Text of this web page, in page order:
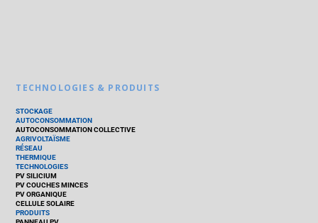
TECHNOLOGIES & PRODUITS
STOCKAGE
AUTOCONSOMMATION
AUTOCONSOMMATION COLLECTIVE
AGRIVOLTAÏSME
RÉSEAU
THERMIQUE
TECHNOLOGIES
PV SILICIUM
PV COUCHES MINCES
PV ORGANIQUE
CELLULE SOLAIRE
PRODUITS